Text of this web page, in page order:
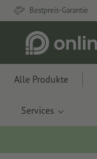
Bestpreis-Garantie
Alle Produkte
Services